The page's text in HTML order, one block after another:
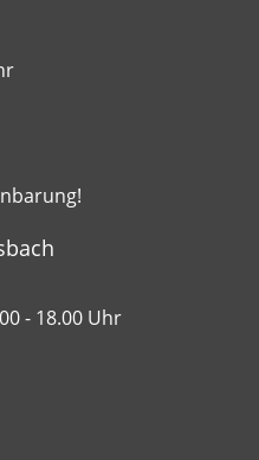
- 18.00 Uhr